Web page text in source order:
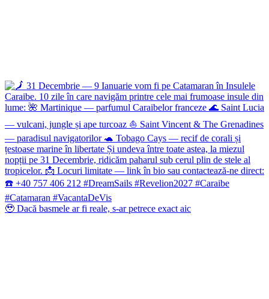
🥹 Dacă basmele ar fi reale, s-ar petrece exact aic